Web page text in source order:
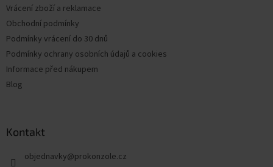
Vrácení zboží a reklamace
Obchodní podmínky
Podmínky vrácení do 30 dnů
Podmínky ochrany osobních údajů a cookies
Informace před nákupem
Blog
Kontakt
objednavky@prokonzole.cz